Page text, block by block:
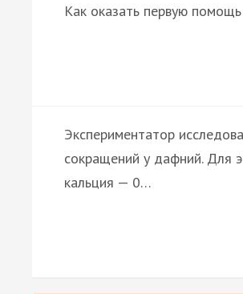
Как оказать первую
Экспериментатор
сокращений у дафний. Для
кальция — 0…